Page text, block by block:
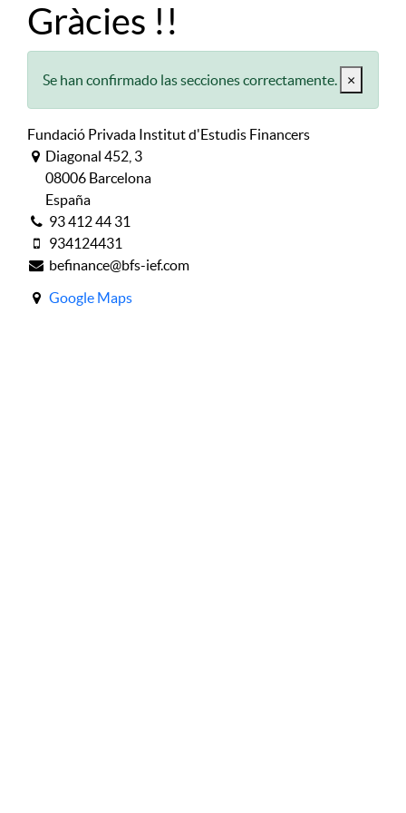
Gràcies !!
Se han confirmado las secciones correctamente. ×
Fundació Privada Institut d'Estudis Financers
Diagonal 452, 3
08006 Barcelona
España
93 412 44 31
934124431
befinance@bfs-ief.com
Google Maps